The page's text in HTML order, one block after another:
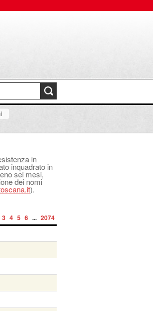
in
inquadrato in
sei mesi,
dei nomi
).
3 4 5 6 ... 2074